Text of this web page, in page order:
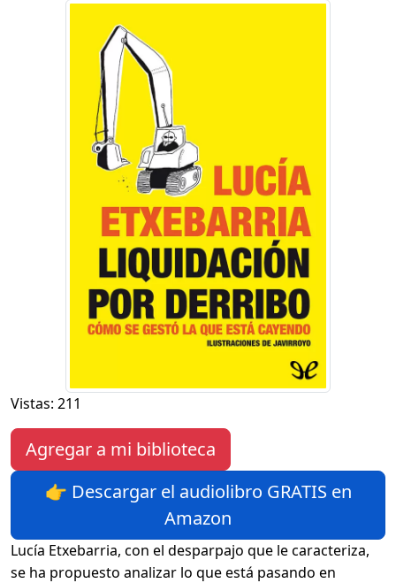
Vistas: 211
Agregar a mi biblioteca
👉 Descargar el audiolibro GRATIS en
Amazon
Lucía Etxebarria, con el desparpajo que le caracteriza,
se ha propuesto analizar lo que está pasando en